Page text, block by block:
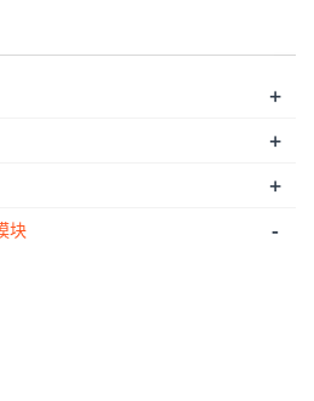
+
+
+
块 -